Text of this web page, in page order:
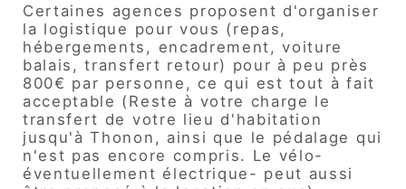
Certaines agences proposent d'organiser
la logistique pour vous (repas,
hébergements, encadrement, voiture
balais, transfert retour) pour à peu près
800€ par personne, ce qui est tout à fait
acceptable (Reste à votre charge le
transfert de votre lieu d'habitation
jusqu'à Thonon, ainsi que le pédalage qui
n'est pas encore compris. Le vélo-
éventuellement électrique- peut aussi